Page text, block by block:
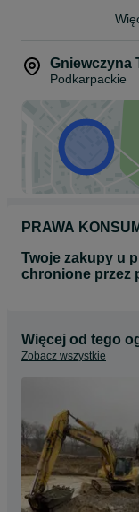
Gniewczyna
Podkarpackie
PRAWA
Twoje zakupy u
chronione przez
Więcej od tego
Zobacz wszystkie